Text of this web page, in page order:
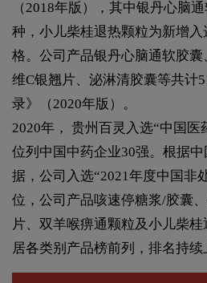
（2018年版），其中银丹心脑
种，小儿柴桂退热颗粒为新增
格。公司产品银丹心脑通软胶囊
维C银翘片、泌淋清胶囊等共计
录》（2020年版）。
2020年， 贵州百灵入选“中国医
位列中国中药企业30强。根据
据，公司入选“2021年度中国非
位，公司产品咳速停糖浆/胶囊
片、双羊喉痹通颗粒及小儿柴
居各类别产品榜前列，排名持续